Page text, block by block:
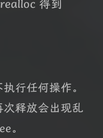
得到
行任何操作。
释放会出现乱
。